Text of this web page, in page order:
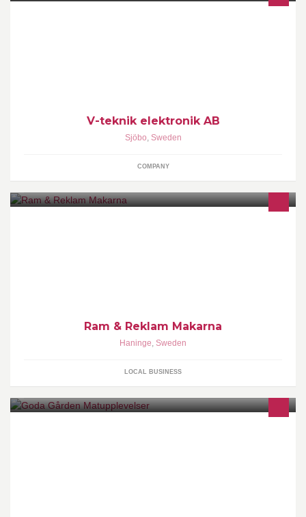
V-teknik elektronik AB
Sjöbo, Sweden
COMPANY
Ram & Reklam Makarna
Haninge, Sweden
LOCAL BUSINESS